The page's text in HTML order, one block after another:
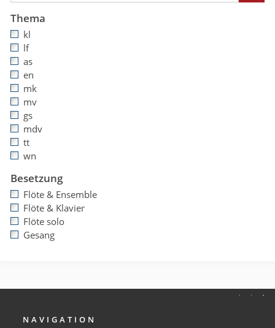
Thema
kl
lf
as
en
mk
mv
gs
mdv
tt
wn
Besetzung
Flöte & Ensemble
Flöte & Klavier
Flöte solo
Gesang
NAVIGATION